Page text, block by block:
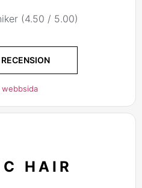
(4.50 / 5.00)
webbsida
HAIR